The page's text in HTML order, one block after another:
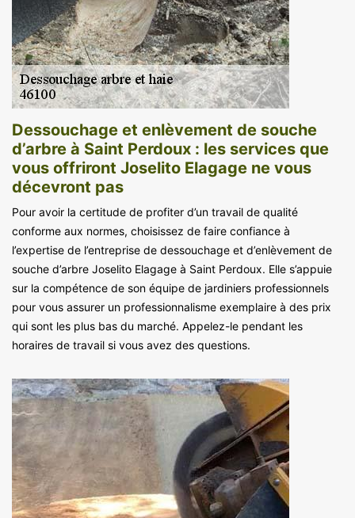
Dessouchage et enlèvement de souche
d’arbre à Saint Perdoux : les services que
vous offriront Joselito Elagage ne vous
décevront pas
Pour avoir la certitude de profiter d’un travail de qualité
conforme aux normes, choisissez de faire confiance à
l’expertise de l’entreprise de dessouchage et d’enlèvement de
souche d’arbre Joselito Elagage à Saint Perdoux. Elle s’appuie
sur la compétence de son équipe de jardiniers professionnels
pour vous assurer un professionnalisme exemplaire à des prix
qui sont les plus bas du marché. Appelez-le pendant les
horaires de travail si vous avez des questions.